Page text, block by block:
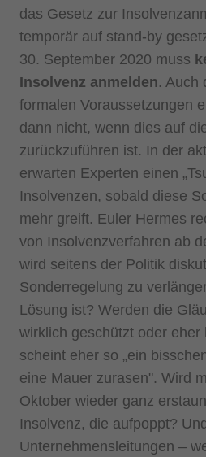
das Gesetz zur
temporär auf stand-by
30. September 2020 muss
Insolvenz anmelden. Auch
formalen Voraussetzungen
dann nicht, wenn dies auf
zurückzuführen ist. In der
erwarten Experten einen
Insolvenzen, sobald diese
mehr greift. Euler Hermes
von Insolvenzverfahren ab
wird seitens der Politik
Sonderregelung zu
Lösung ist? Werden die
wirklich geschützt oder eher
scheint eher so „ein
eine Mauer zurasen". Wird
Oktober wieder ganz
Insolvenz, die aufpoppt?
Unternehmensleitungen –